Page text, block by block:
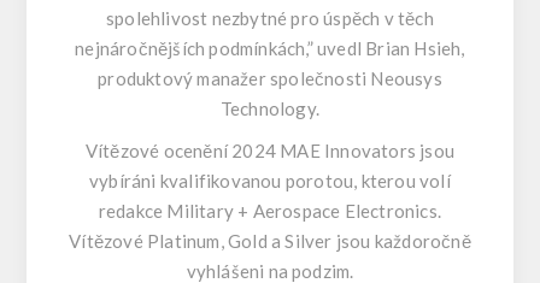
spolehlivost nezbytné pro úspěch v těch
nejnáročnějších podmínkách,” uvedl Brian Hsieh,
produktový manažer společnosti Neousys
Technology.
Vítězové ocenění 2024 MAE Innovators jsou
vybíráni kvalifikovanou porotou, kterou volí
redakce Military + Aerospace Electronics.
Vítězové Platinum, Gold a Silver jsou každoročně
vyhlášeni na podzim.